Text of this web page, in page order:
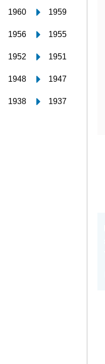
1960 1959
1956 1955
1952 1951
1948 1947
1938 1937